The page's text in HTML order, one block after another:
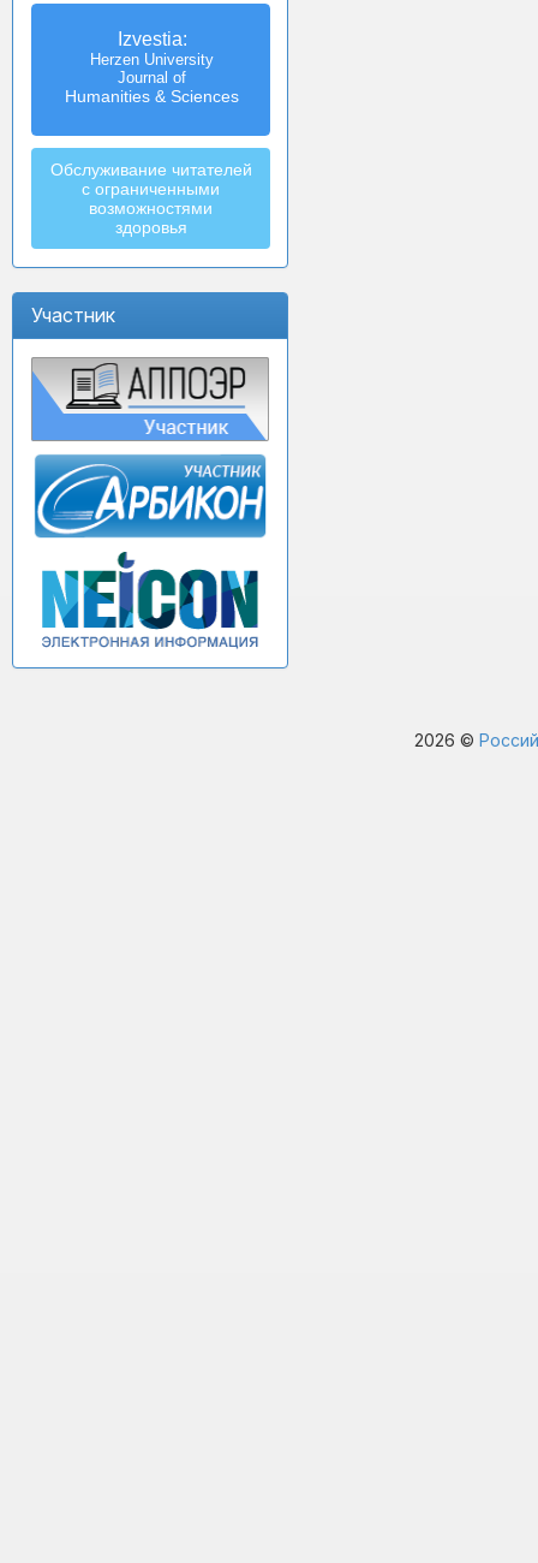
Izvestia:
Herzen University
Journal of
Humanities & Sciences
Обслуживание читателей
с ограниченными
возможностями
здоровья
Участник
2026 ©